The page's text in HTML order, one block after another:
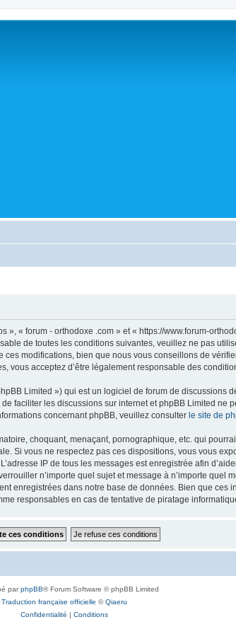
« forum - orthodoxe .com » et « https://www.forum-
de toutes les conditions suivantes, veuillez ne pas
modifications, bien que nous vous conseillons de
vous acceptez d’être légalement responsable des
Limited ») qui est un logiciel de forum de discussions
faciliter les discussions sur internet et phpBB Limited ne
concernant phpBB, veuillez consulter le site de
choquant, menaçant, pornographique, etc. qui
Si vous ne respectez pas ces dispositions, vous vous
IP de tous les messages est enregistrée afin
n’importe quel sujet et message à n’importe quel
enregistrées dans notre base de données. Bien que ces
responsables en cas de tentative de piratage
parphpBB® Forum Software © phpBB Limited
Traduction française officielle ©Qiaeru
Confidentialité | Conditions